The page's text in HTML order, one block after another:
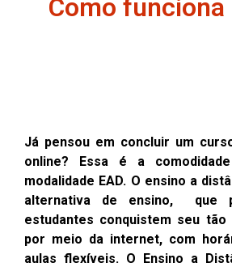
Como funciona
Já pensou em concluir um
online? Essa é a
modalidade EAD. O ensino a
alternativa de ensino, que
estudantes conquistem seu tão
por meio da internet, com
aulas flexíveis. O Ensino a